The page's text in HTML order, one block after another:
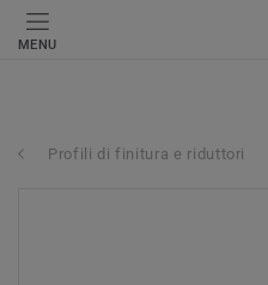
MENU
Profili di finitura e riduttori